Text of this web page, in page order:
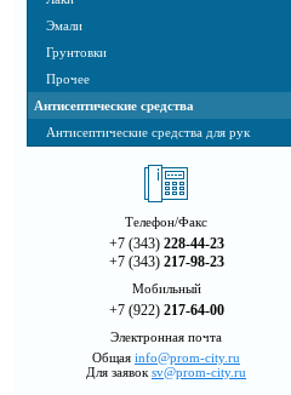
Эмали
Грунтовки
Прочее
Антисептические средства
Антисептические средства для рук
Телефон/Факс
+7 (343) 228-44-23
+7 (343) 217-98-23
Мобильный
+7 (922) 217-64-00
Электронная почта
Общая info@prom-city.ru
Для заявок sv@prom-city.ru